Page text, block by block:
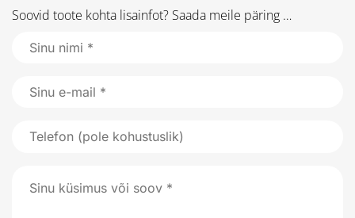
Soovid toote kohta lisainfot? Saada meile päring …